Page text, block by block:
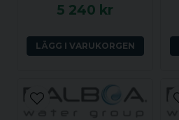
5 240 kr
LÄGG I VARUKORGEN